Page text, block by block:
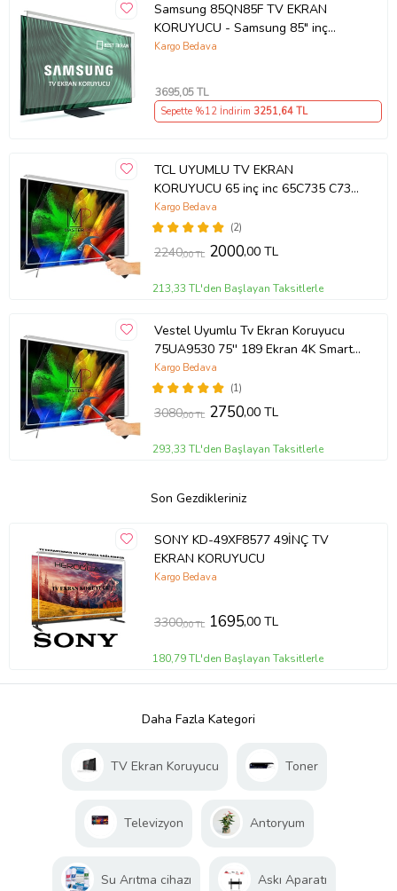
Samsung 85QN85F TV EKRAN
KORUYUCU - Samsung 85" inç
214cm 216 Ekran Tv ekran Koruyucu
Kargo Bedava
3695,05 TL
Sepette %12 İndirim 3251,64 TL
TCL UYUMLU TV EKRAN
KORUYUCU 65 inç inc 65C735 C735
TCL QLED 4K TV
(2)
Kargo Bedava
2240,00 TL 2000,00 TL
213,33 TL'den Başlayan Taksitlerle
Vestel Uyumlu Tv Ekran Koruyucu
75UA9530 75'' 189 Ekran 4K Smart
Android TV
(1)
Kargo Bedava
3080,00 TL 2750,00 TL
293,33 TL'den Başlayan Taksitlerle
Son Gezdikleriniz
SONY KD-49XF8577 49İNÇ TV
EKRAN KORUYUCU
Kargo Bedava
3300,00 TL 1695,00 TL
180,79 TL'den Başlayan Taksitlerle
Daha Fazla Kategori
TV Ekran Koruyucu Toner
Televizyon Antoryum
Su Arıtma cihazı Askı Aparatı